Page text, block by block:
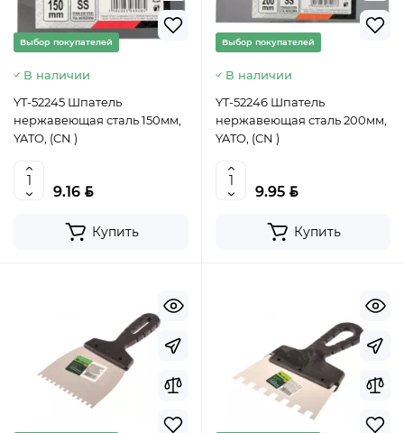
Выбор покупателей
В наличии
YT-52245 Шпатель
нержавеющая сталь 150мм,
YATO, (CN )
9.16 BYN
Купить
Выбор покупателей
В наличии
YT-52246 Шпатель
нержавеющая сталь 200мм,
YATO, (CN )
9.95 BYN
Купить